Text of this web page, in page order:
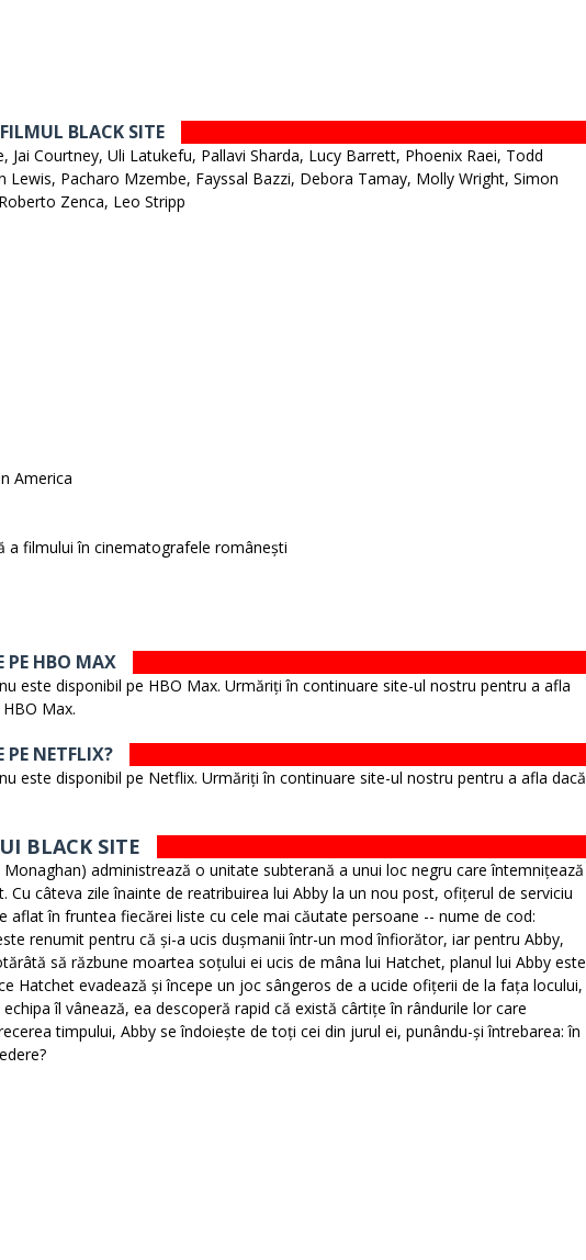
BLACK SITE
Jai Courtney, Uli Latukefu, Pallavi Sharda, Lucy Barrett, Phoenix Raei, Todd
Lewis, Pacharo Mzembe, Fayssal Bazzi, Debora Tamay, Molly Wright, Simon
Zenca, Leo Stripp
America
a filmului în cinematografele românești
PE HBO MAX
este disponibil pe HBO Max. Urmăriți în continuare site-ul nostru pentru a afla
Max.
PE NETFLIX?
este disponibil pe Netflix. Urmăriți în continuare site-ul nostru pentru a afla dacă
BLACK SITE
administrează o unitate subterană a unui loc negru care întemnițează
Cu câteva zile înainte de reatribuirea lui Abby la un nou post, ofițerul de serviciu
aflat în fruntea fiecărei liste cu cele mai căutate persoane -- nume de cod:
renumit pentru că și-a ucis dușmanii într-un mod înfiorător, iar pentru Abby,
să răzbune moartea soțului ei ucis de mâna lui Hatchet, planul lui Abby este
Hatchet evadează și începe un joc sângeros de a ucide ofițerii de la fața locului,
îl vânează, ea descoperă rapid că există cârtițe în rândurile lor care
timpului, Abby se îndoiește de toți cei din jurul ei, punându-și întrebarea: în